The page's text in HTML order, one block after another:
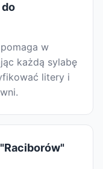
do
w
każdą sylabę
litery i